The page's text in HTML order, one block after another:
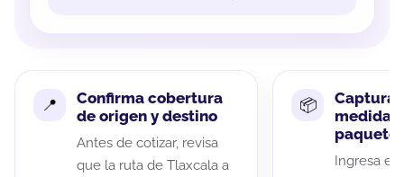
Confirma cobertura
de origen y destino
Antes de cotizar, revisa
que la ruta de Tlaxcala a
Captura
medidas
paquete
Ingresa el